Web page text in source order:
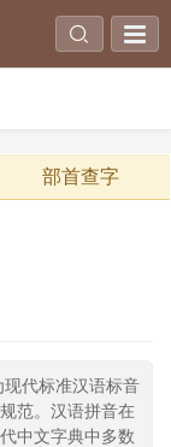
部首查字
代标准汉语标音
范。汉语拼音在
中文字典中多数